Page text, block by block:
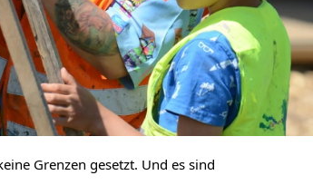
Grenzen gesetzt. Und es sind